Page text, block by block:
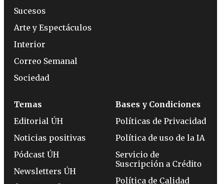
Sucesos
Arte y Espectáculos
Interior
Correo Semanal
Sociedad
Temas
Editorial ÚH
Noticias positivas
Pódcast ÚH
Newsletters ÚH
Bases y Condiciones
Políticas de Privacidad
Política de uso de la IA
Servicio de
Suscripción a Crédito
Política de Calidad